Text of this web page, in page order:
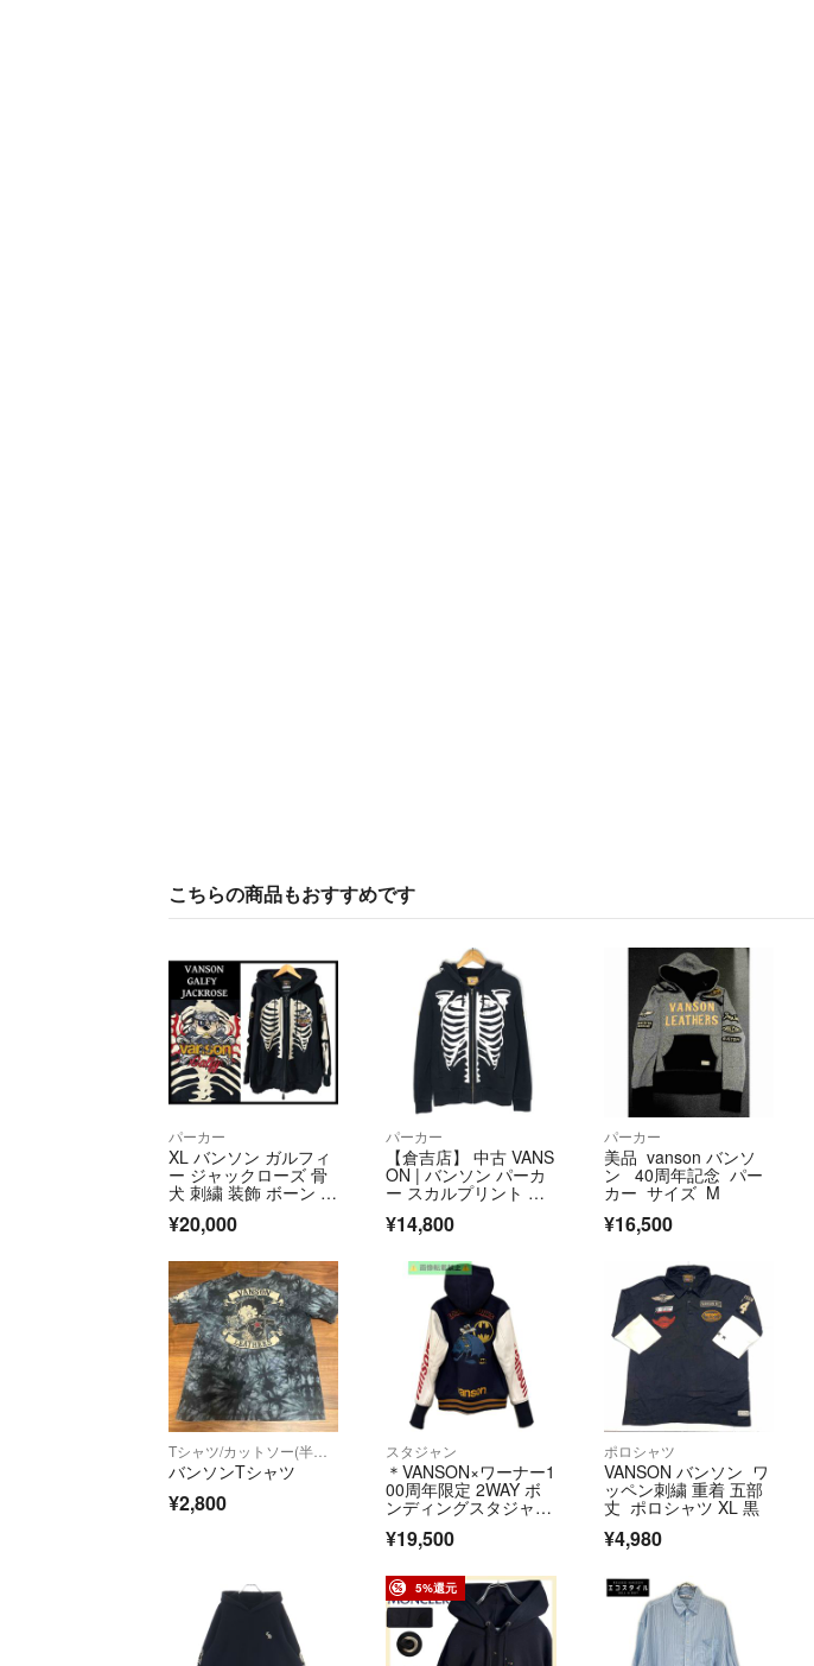
こちらの商品もおすすめです
パーカー
XL バンソン ガルフィ
ー ジャックローズ 骨
犬 刺繍 装飾 ボーン パ
¥20,000
パーカー
【倉吉店】 中古 VANS
ON | バンソン パーカ
ー スカルプリント ジ
502 ブラック サイ
¥14,800
パーカー
美品 vanson バンソ
ン 40周年記念 パー
カー サイズ M
¥16,500
バンソンTシャツ
¥2,800
スタジャン
＊VANSON×ワーナー1
00周年限定 2WAY ボ
ンディングスタジャ
ン L
¥19,500
ポロシャツ
VANSON バンソン ワ
ッペン刺繍 重着 五部
丈 ポロシャツ XL 黒
¥4,980
5%還元